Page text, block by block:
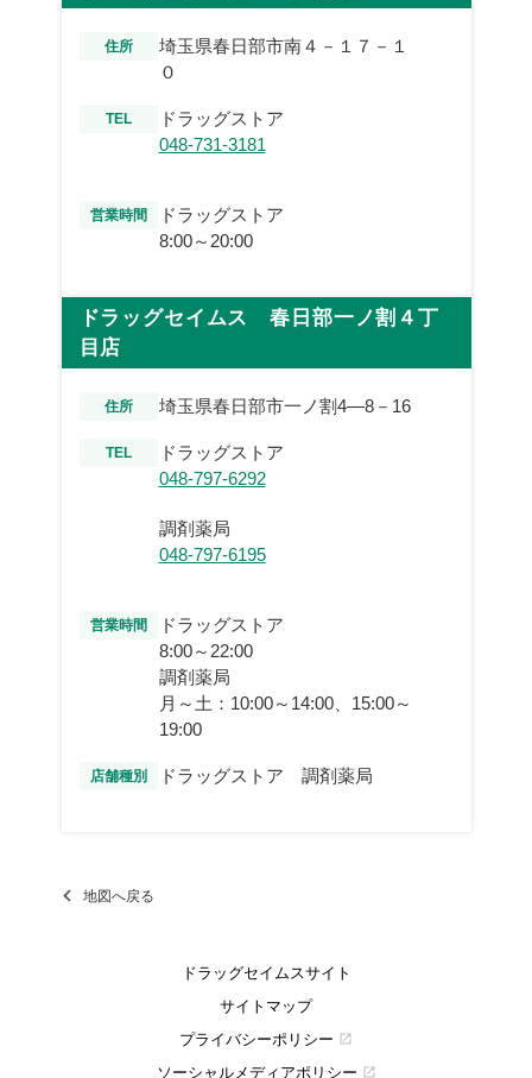
住所
埼玉県春日部市南４－１７－１
０
TEL
ドラッグストア
048-731-3181
営業時間
ドラッグストア
8:00～20:00
ドラッグセイムス 春日部一ノ割４丁
目店
住所 埼玉県春日部市一ノ割4―8－16
TEL
ドラッグストア
048-797-6292
調剤薬局
048-797-6195
営業時間
ドラッグストア
8:00～22:00
調剤薬局
月～土：10:00～14:00、15:00～
19:00
店舗種別 ドラッグストア 調剤薬局
地図へ戻る
ドラッグセイムスサイト
サイトマップ
プライバシーポリシー
open_in_new
ソーシャルメディアポリシー open_in_new